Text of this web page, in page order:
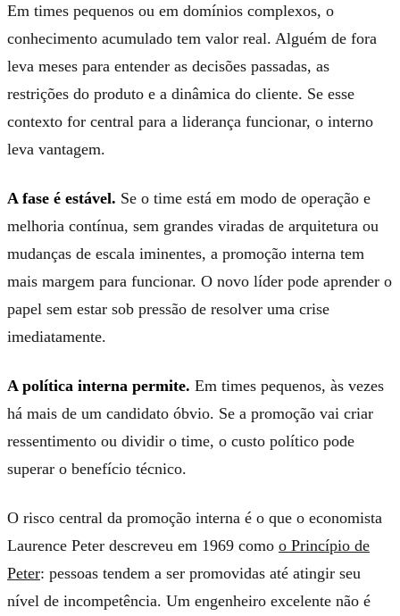
Em times pequenos ou em domínios complexos, o
conhecimento acumulado tem valor real. Alguém de fora
leva meses para entender as decisões passadas, as
restrições do produto e a dinâmica do cliente. Se esse
contexto for central para a liderança funcionar, o interno
leva vantagem.
A fase é estável. Se o time está em modo de operação e
melhoria contínua, sem grandes viradas de arquitetura ou
mudanças de escala iminentes, a promoção interna tem
mais margem para funcionar. O novo líder pode aprender o
papel sem estar sob pressão de resolver uma crise
imediatamente.
A política interna permite. Em times pequenos, às vezes
há mais de um candidato óbvio. Se a promoção vai criar
ressentimento ou dividir o time, o custo político pode
superar o benefício técnico.
O risco central da promoção interna é o que o economista
Laurence Peter descreveu em 1969 como o Princípio de
Peter: pessoas tendem a ser promovidas até atingir seu
nível de incompetência. Um engenheiro excelente não é